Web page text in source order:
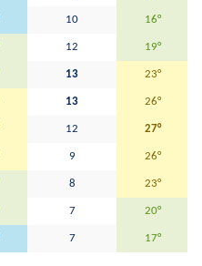
10 16°
12 19°
13 23°
13 26°
12 27°
9 26°
8 23°
7 20°
7 17°